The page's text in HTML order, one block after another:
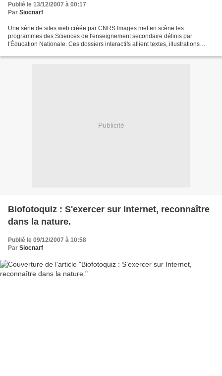
Publié le 13/12/2007 à 00:17
Par Siocnarf
Une série de sites web créée par CNRS Images met en scène les
programmes des Sciences de l'enseignement secondaire définis par
l'Éducation Nationale. Ces dossiers interactifs allient textes, illustrations
Publicité
Biofotoquiz : S'exercer sur Internet, reconnaître
dans la nature.
Publié le 09/12/2007 à 10:58
Par Siocnarf